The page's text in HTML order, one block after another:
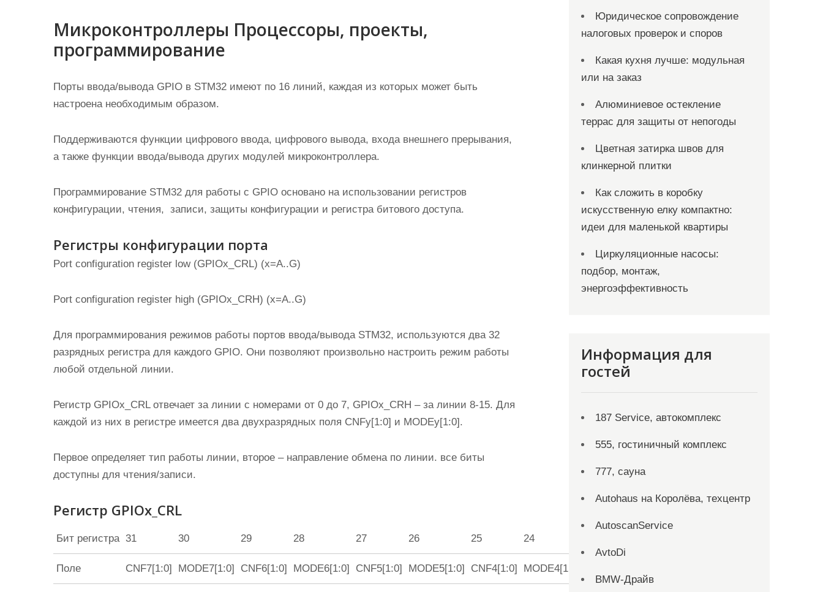
Микроконтроллеры Процессоры, проекты,
программирование
Порты ввода/вывода GPIO в STM32 имеют по 16 линий, каждая из которых может быть
настроена необходимым образом.
Поддерживаются функции цифрового ввода, цифрового вывода, входа внешнего прерывания,
а также функции ввода/вывода других модулей микроконтроллера.
Программирование STM32 для работы с GPIO основано на использовании регистров
конфигурации, чтения, записи, защиты конфигурации и регистра битового доступа.
Регистры конфигурации порта
Port configuration register low (GPIOx_CRL) (x=A..G)
Port configuration register high (GPIOx_CRH) (x=A..G)
Для программирования режимов работы портов ввода/вывода STM32, используются два 32
разрядных регистра для каждого GPIO. Они позволяют произвольно настроить режим работы
любой отдельной линии.
Регистр GPIOx_CRL отвечает за линии с номерами от 0 до 7, GPIOx_CRH – за линии 8-15. Для
каждой из них в регистре имеется два двухразрядных поля CNFy[1:0] и MODEy[1:0].
Первое определяет тип работы линии, второе – направление обмена по линии. все биты
доступны для чтения/записи.
Регистр GPIOx_CRL
Бит регистра 31 30 29 28 27 26 25 24
Поле CNF7[1:0] MODE7[1:0] CNF6[1:0] MODE6[1:0] CNF5[1:0] MODE5[1:0] CNF4[1:0] MODE4[1:0]
Юридическое сопровождение
налоговых проверок и споров
Какая кухня лучше: модульная
или на заказ
Алюминиевое остекление
террас для защиты от непогоды
Цветная затирка швов для
клинкерной плитки
Как сложить в коробку
искусственную елку компактно:
идеи для маленькой квартиры
Циркуляционные насосы:
подбор, монтаж,
энергоэффективность
Информация для
гостей
187 Service, автокомплекс
555, гостиничный комплекс
777, сауна
Autohaus на Королёва, техцентр
AutoscanService
AvtoDi
BMW-Драйв